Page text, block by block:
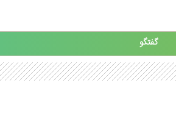
گفتگو